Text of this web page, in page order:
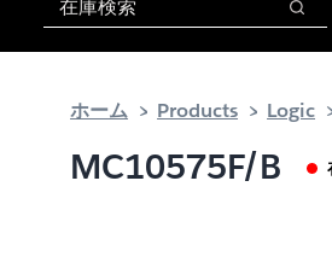
検索
ホーム Products Logic
MC10575F/B